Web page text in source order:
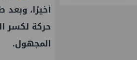
أخيرًا،
حركة لكسر
المجهول.